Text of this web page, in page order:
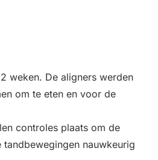
weken. De aligners werden
om te eten en voor de
controles plaats om de
nauwkeurig